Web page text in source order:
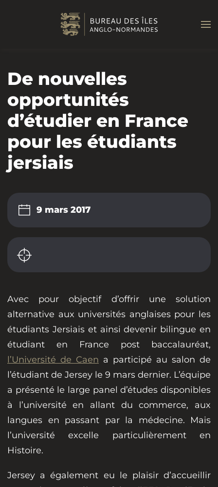
Passer au contenu principal
De nouvelles
opportunités
d’étudier en France
pour les étudiants
jersiais
9 mars 2017
Avec pour objectif d’offrir une solution
alternative aux universités anglaises pour les
étudiants Jersiais et ainsi devenir bilingue en
étudiant en France post baccalauréat,
l’Université de Caen a participé au salon de
l’étudiant de Jersey le 9 mars dernier. L’équipe
a présenté le large panel d’études disponibles
à l’université en allant du commerce, aux
langues en passant par la médecine. Mais
l’université excelle particulièrement en
Histoire.
Jersey a également eu le plaisir d’accueillir